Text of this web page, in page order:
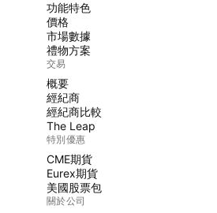
功能特色
價格
市場數據
禮物方案
交易
概要
經紀商
經紀商比較
The Leap
特別優惠
CME期貨
Eurex期貨
美國股票包
關於公司